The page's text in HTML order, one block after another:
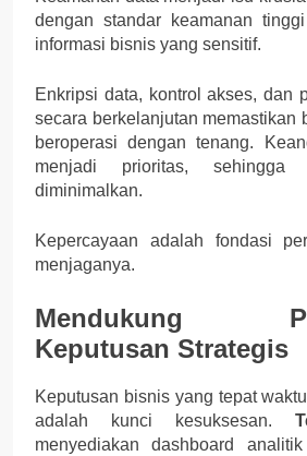
dengan standar keamanan
informasi bisnis yang sensitif.
Enkripsi data, kontrol akses, dan
secara berkelanjutan memastikan
beroperasi dengan tenang.
menjadi prioritas, sehingga
diminimalkan.
Kepercayaan adalah fondasi
menjaganya.
Mendukung
Keputusan Strategis
Keputusan bisnis yang tepat
adalah kunci kesuksesan.
menyediakan dashboard